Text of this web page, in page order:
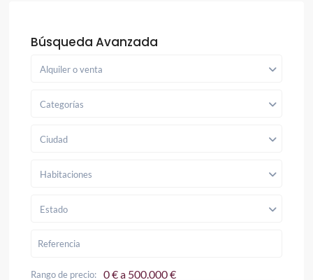
Búsqueda Avanzada
Alquiler o venta
Categorías
Ciudad
Habitaciones
Estado
Rango de precio: 0 € a 500.000 €